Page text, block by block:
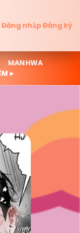
Đăng nhậpĐăng ký
MANHWA
▸